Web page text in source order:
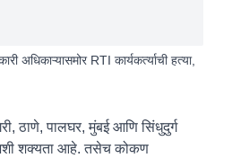
अधिकाऱ्यासमोर RTI कार्यकर्त्याची हत्या,
ठाणे, पालघर, मुंबई आणि सिंधुदुर्ग
अशी शक्यता आहे. तसेच कोकण